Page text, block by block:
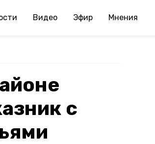
Видео Эфир Мнения
с